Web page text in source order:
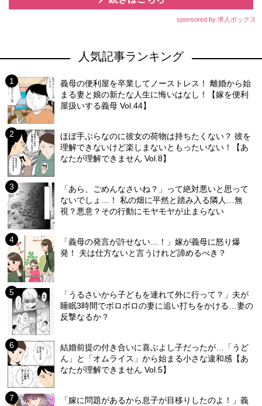
sponsored by 求人ボックス
人気記事ランキング
義母の便利屋を卒業してノーストレス！ 離婚から始
まる妻と娘の新たな人生に悔いはなし！【嫁を便利
屋扱いする義母 Vol.44】
ほぼ手ぶらなのに彼女の荷物は持ちたくない？ 彼を
理解できないけど楽しまないともったいない！【あ
なたが理解できません Vol.8】
「あら、ごめんなさいね？」って絶対悪いと思って
ないでしょ…！ 私の畑に平然と踏み入る隣人…無
視？悪意？その行動にモヤモヤが止まらない
「義母の発言が許せない…！」嫁が義母に怒り爆
発！ 夫は仕方ないと言うけれど諦めるべき？
「うるさいから子どもを連れて外に行って？」夫が
睡眠3時間でボロボロの妻に追い打ちをかける…妻の
反撃なるか？
結婚前提の付き合いに喜ぶよし子だったが…「うど
ん」と「オムライス」から始まる小さな違和感【あ
なたが理解できません Vol.5】
「嫁に問題があるから息子が目移りしたのよ！」義